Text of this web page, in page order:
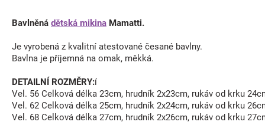
Bavlněná dětská mikina Mamatti.
Je vyrobená z kvalitní atestované česané bavlny.
Bavlna je příjemná na omak, měkká.
DETAILNÍ ROZMĚRY:í
Vel. 56 Celková délka 23cm, hrudník 2x23cm, rukáv od krku
Vel. 62 Celková délka 25cm, hrudník 2x24cm, rukáv od krku
Vel. 68 Celková délka 27cm, hrudník 2x26cm, rukáv od krku